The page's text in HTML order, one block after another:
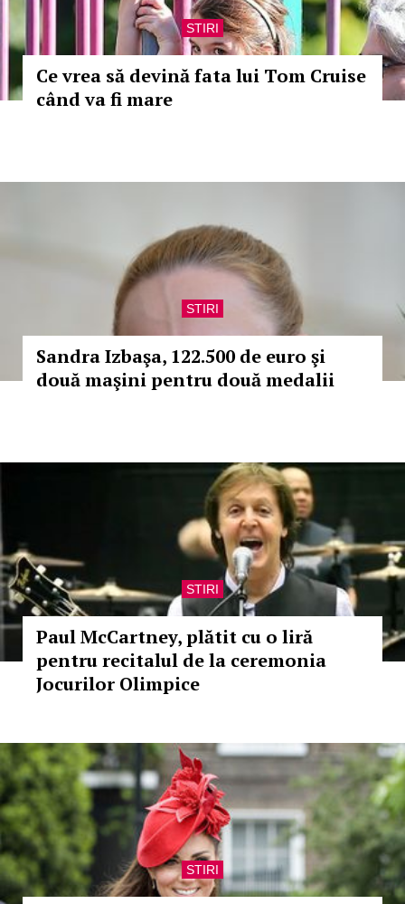
STIRI
Ce vrea să devină fata lui Tom Cruise
când va fi mare
STIRI
Sandra Izbaşa, 122.500 de euro şi
două maşini pentru două medalii
STIRI
Paul McCartney, plătit cu o liră
pentru recitalul de la ceremonia
Jocurilor Olimpice
STIRI